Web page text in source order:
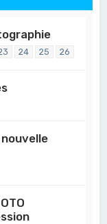
24 25 26